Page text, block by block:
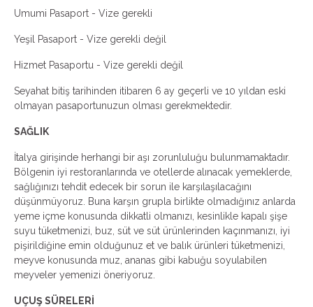
Umumi Pasaport - Vize gerekli
Yeşil Pasaport - Vize gerekli değil
Hizmet Pasaportu - Vize gerekli değil
Seyahat bitiş tarihinden itibaren 6 ay geçerli ve 10 yıldan eski
olmayan pasaportunuzun olması gerekmektedir.
SAĞLIK
İtalya girişinde herhangi bir aşı zorunluluğu bulunmamaktadır.
Bölgenin iyi restoranlarında ve otellerde alınacak yemeklerde,
sağlığınızı tehdit edecek bir sorun ile karşılaşılacağını
düşünmüyoruz. Buna karşın grupla birlikte olmadığınız anlarda
yeme içme konusunda dikkatli olmanızı, kesinlikle kapalı şişe
suyu tüketmenizi, buz, süt ve süt ürünlerinden kaçınmanızı, iyi
pişirildiğine emin olduğunuz et ve balık ürünleri tüketmenizi,
meyve konusunda muz, ananas gibi kabuğu soyulabilen
meyveler yemenizi öneriyoruz.
UÇUŞ SÜRELERİ